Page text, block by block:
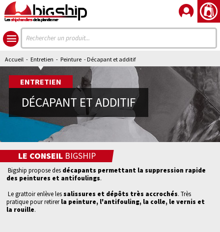
Lesshipchandlersde la planète mer
Accueil - Entretien - Peinture - Décapant et additif
LE CONSEIL BIGSHIP
Bigship propose des décapants permettant la suppression rapide
des peintures et antifoulings.
Legrattoirenlève lessalissures et dépôts très accrochés. Très
pratique pour retirerla peinture, l'antifouling, la colle, le vernis et
la rouille.
ENTRETIEN
DÉCAPANT ET ADDITIF